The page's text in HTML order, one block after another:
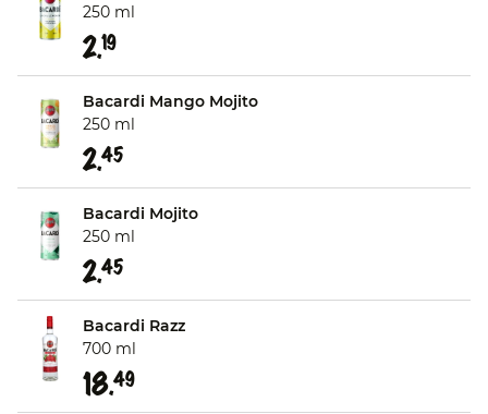
250 ml
2.19
Bacardi Mango Mojito
250 ml
2.45
Bacardi Mojito
250 ml
2.45
Bacardi Razz
700 ml
18.49